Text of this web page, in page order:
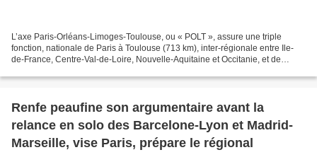
L’axe Paris-Orléans-Limoges-Toulouse, ou « POLT », assure une triple
fonction, nationale de Paris à Toulouse (713 km), inter-régionale entre Ile-
de-France, Centre-Val-de-Loire, Nouvelle-Aquitaine et Occitanie, et de
Renfe peaufine son argumentaire avant la
relance en solo des Barcelone-Lyon et Madrid-
Marseille, vise Paris, prépare le régional